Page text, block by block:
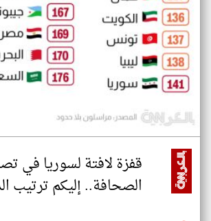
قفزة لافتة لسوريا في
الصحافة.. إليكم ترتيب